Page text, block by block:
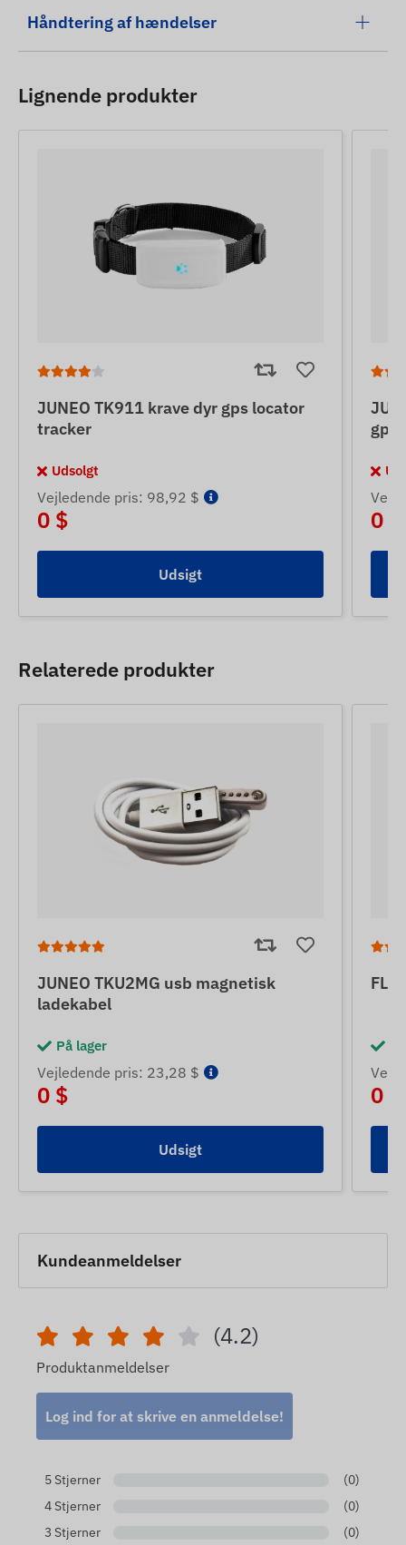
Håndtering af hændelser
Lignende produkter
JUNEO TK911 krave dyr gps locator
tracker
Udsolgt
Vejledende pris: 98,92 $
0 $
Udsigt
gps
0 $
Relaterede produkter
JUNEO TKU2MG usb magnetisk
ladekabel
På lager
Vejledende pris: 23,28 $
0 $
Udsigt
0 $
Kundeanmeldelser
(4.2)
Produktanmeldelser
Log ind for at skrive en anmeldelse!
5 Stjerner
(0)
4 Stjerner
(0)
3 Stjerner
(0)